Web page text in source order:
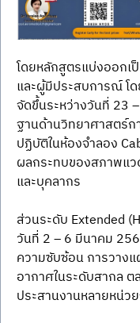
โดยหลักสูตรแบ่งออกเ
และผู้มีประสบการณ์ โ
จัดขึ้นระหว่างวันที่ 23
ฐานด้านวิทยาศาสตร์
ปฏิบัติในห้องจำลอง
ผลกระทบของสภาพแ
และบุคลากร
ส่วนระดับ Extended
วันที่ 2 – 6 มีนาคม
ความซับซ้อน การวาง
อากาศในระดับสากล
ประสานงานหลายหน่ว